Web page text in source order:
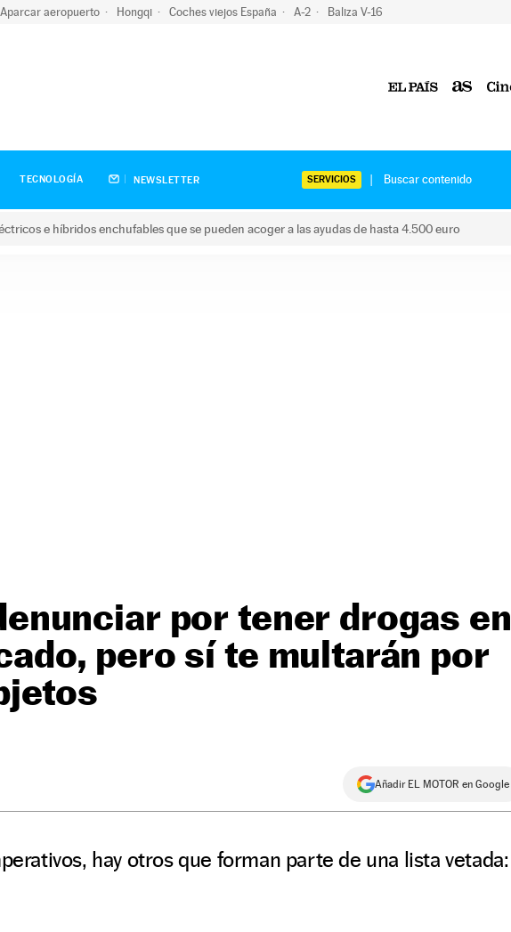
Aparcar aeropuerto Hongqi Coches viejos España A-2 Baliza V-16
TECNOLOGÍA NEWSLETTER SERVICIOS
e híbridos enchufables que se pueden acoger a las ayudas de hasta 4.500 euro
por tener drogas en
pero sí te multarán por
Añadir EL MOTOR en Google
hay otros que forman parte de una lista vetada: